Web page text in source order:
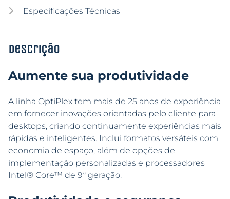
Especificações Técnicas
Descrição
Aumente sua produtividade
A linha OptiPlex tem mais de 25 anos de experiência
em fornecer inovações orientadas pelo cliente para
desktops, criando continuamente experiências mais
rápidas e inteligentes. Inclui formatos versáteis com
economia de espaço, além de opções de
implementação personalizadas e processadores
Intel® Core™ de 9ª geração.